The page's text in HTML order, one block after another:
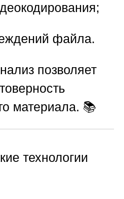
файла.
позволяет
материала. 📚
технологии